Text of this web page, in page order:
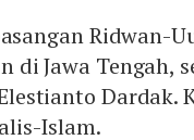
Ridwan-
di Jawa Tengah,
Dardak.
Islam.